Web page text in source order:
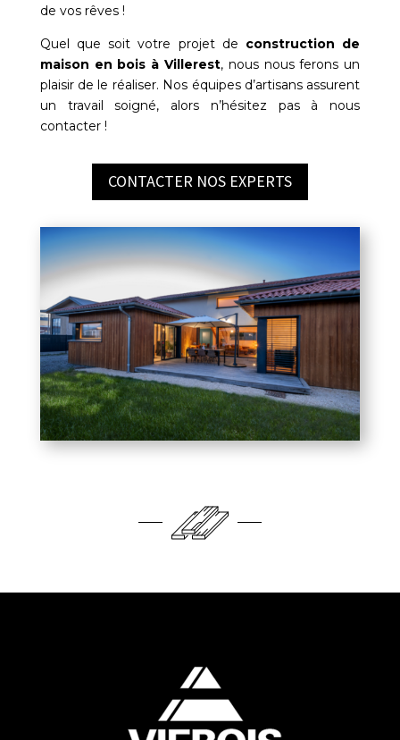
de vos rêves !
Quel que soit votre projet de construction de
maison en bois à Villerest, nous nous ferons un
plaisir de le réaliser. Nos équipes d’artisans assurent
un travail soigné, alors n’hésitez pas à nous
contacter !
CONTACTER NOS EXPERTS